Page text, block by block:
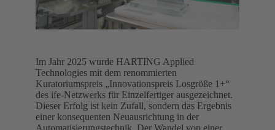
Im Jahr 2025 wurde HARTING Applied
Technologies mit dem renommierten
Kuratoriumspreis „Innovationspreis Losgröße 1+“
des ife-Netzwerks für Einzelfertiger ausgezeichnet.
Dieser Erfolg ist kein Zufall, sondern das Ergebnis
einer konsequenten Neuausrichtung in der
Automatisierungstechnik. Der Wandel von einer